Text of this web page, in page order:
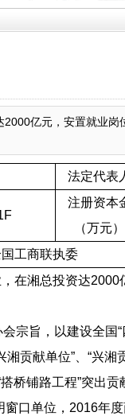
亿元，安置就业岗
法定代表
注册资本
（万元）
工商联执委
在湘总投资达2000
宗旨，以建设全国“
贡献单位”、“兴湘
桥铺路工程”突出贡
口单位， 2016年